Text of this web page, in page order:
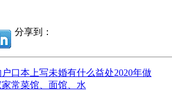
分享到：
口本上写未婚有什么益处2020年做
常菜馆、面馆、水